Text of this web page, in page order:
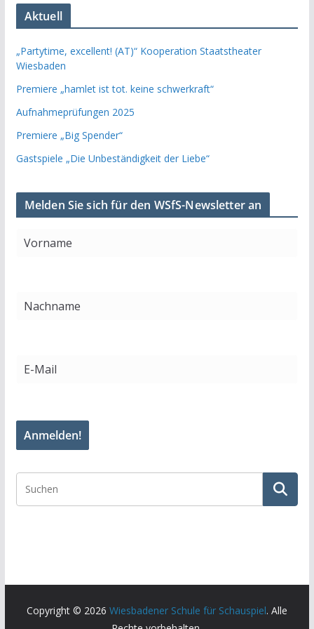
Aktuell
„Partytime, excellent! (AT)“ Kooperation Staatstheater
Wiesbaden
Premiere „hamlet ist tot. keine schwerkraft“
Aufnahmeprüfungen 2025
Premiere „Big Spender“
Gastspiele „Die Unbeständigkeit der Liebe“
Melden Sie sich für den WSfS-Newsletter an
Copyright © 2026 Wiesbadener Schule für Schauspiel. Alle